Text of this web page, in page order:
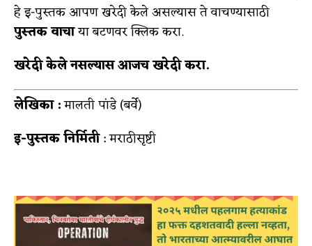
हे इ-पुस्तक आपण खरेदी केले असल्यास ते वाचण्यासाठी
पुस्तक वाचाया बटणवर क्लिक करा.
खरेदी केले नसल्यास आजच खरेदी करा.
लेखिका :मालती पांडे (बर्वे)
इ-पुस्तक निर्मिती: मराठीसृष्टी